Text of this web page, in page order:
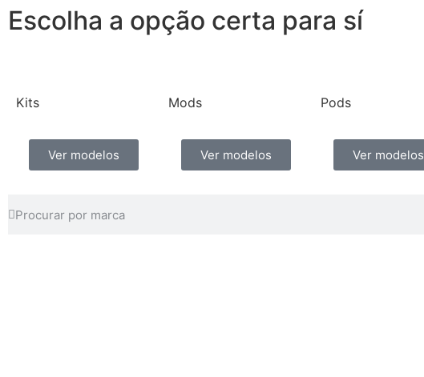
Escolha a opção certa para sí
Kits
Ver modelos
Mods
Ver modelos
Pods
Ver modelos